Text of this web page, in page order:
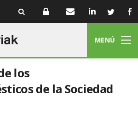
MENÚ
los
de la Sociedad